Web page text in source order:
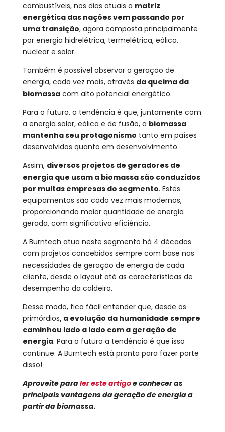
combustíveis, nos dias atuais a matriz
energética das nações vem passando por
uma transição, agora composta principalmente
por energia hidrelétrica, termelétrica, eólica,
nuclear e solar.
Também é possível observar a geração de
energia, cada vez mais, através da queima da
biomassacom alto potencial energético.
Para o futuro, a tendência é que, juntamente com
a energia solar, eólica e de fusão, a biomassa
mantenha seu protagonismo tanto em países
desenvolvidos quanto em desenvolvimento.
Assim, diversos projetos de geradores de
energia que usam a biomassa são conduzidos
por muitas empresas do segmento. Estes
equipamentos são cada vez mais modernos,
proporcionando maior quantidade de energia
gerada, com significativa eficiência.
A Burntech atua neste segmento há 4 décadas
com projetos concebidos sempre com base nas
necessidades de geração de energia de cada
cliente, desde o layout até as características de
desempenho da caldeira.
Desse modo, fica fácil entender que, desde os
primórdios, a evolução da humanidade sempre
caminhou lado a lado com a geração de
energia. Para o futuro a tendência é que isso
continue. A Burntech está pronta para fazer parte
disso!
Aproveite paraler este artigoe conhecer as
principais vantagens da geração de energia a
partir da biomassa.